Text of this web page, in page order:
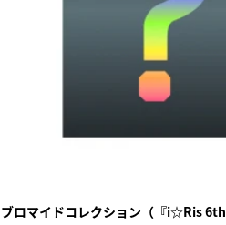
ブロマイドコレクション（『i☆Ris 6th